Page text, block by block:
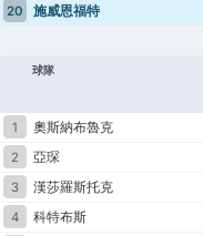
20
施威恩福特
球隊
1 奧斯納布魯克
2
亞琛
3
漢莎羅斯托克
4
科特布斯